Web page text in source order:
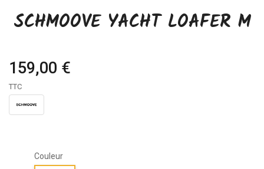
SCHMOOVE YACHT LOAFER M
159,00 €
TTC
Couleur